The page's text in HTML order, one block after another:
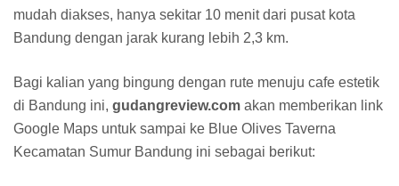
mudah diakses, hanya sekitar 10 menit dari pusat kota
Bandung dengan jarak kurang lebih 2,3 km.
Bagi kalian yang bingung dengan rute menuju cafe estetik
di Bandung ini, gudangreview.com akan memberikan link
Google Maps untuk sampai ke Blue Olives Taverna
Kecamatan Sumur Bandung ini sebagai berikut: